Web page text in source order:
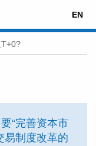
EN
“完善资本市
易制度改革的